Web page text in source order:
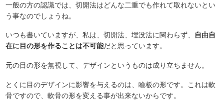
ご予約・
お問い合わせ
一般の方の認識では、切開法はどんな二重でも作れて取れないとい
う事なのでしょうね。
いつも書いていますが、私は、切開法、埋没法に関わらず、 自由自
在に目の形を作ることは不可能だと思っています。
元の目の形を無視して、デザインというものは成り立ちません。
とくに目のデザインに影響を与えるのは、瞼板の形です。これは軟
骨ですので、軟骨の形を変える事が出来ないからです。